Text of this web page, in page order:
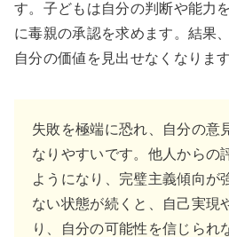
す。子どもは自分の判断や能力
に毒親の承認を求めます。結果
自分の価値を見出せなくなります
失敗を極端に恐れ、自分の意
なりやすいです。他人からの
ようになり、完璧主義傾向が
ない状態が続くと、自己実現
り、自分の可能性を信じられ